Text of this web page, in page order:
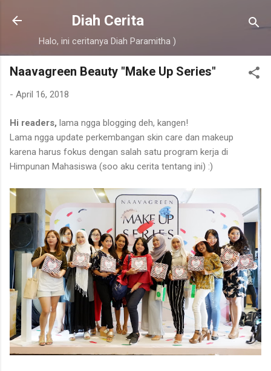
Skip to main content
Diah Cerita
Halo, ini ceritanya Diah Paramitha )
Naavagreen Beauty "Make Up Series"
- April 16, 2018
Hi readers, lama ngga blogging deh, kangen!
Lama ngga update perkembangan skin care dan makeup
karena harus fokus dengan salah satu program kerja di
Himpunan Mahasiswa (soo aku cerita tentang ini) :)